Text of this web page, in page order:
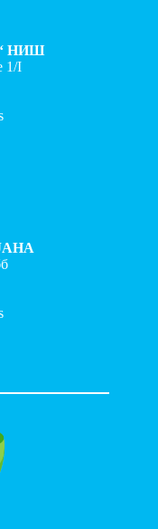
НИШ
1/I